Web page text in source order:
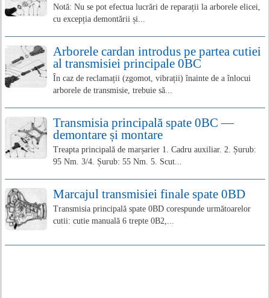
Notă: Nu se pot efectua lucrări de reparații la arborele elicei,
cu excepția demontării și...
Arborele cardan introdus pe partea cutiei
al transmisiei principale 0BC
În caz de reclamații (zgomot, vibrații) înainte de a înlocui
arborele de transmisie, trebuie să...
Transmisia principală spate 0BC —
demontare și montare
Treapta principală de marșarier 1. Cadru auxiliar. 2. Șurub:
95 Nm. 3/4. Șurub: 55 Nm. 5. Scut...
Marcajul transmisiei finale spate 0BD
Transmisia principală spate 0BD corespunde următoarelor
cutii: cutie manuală 6 trepte 0B2,...